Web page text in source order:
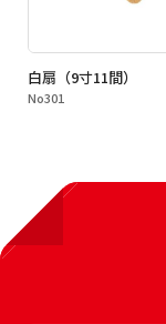
白扇（9寸11間）
No301